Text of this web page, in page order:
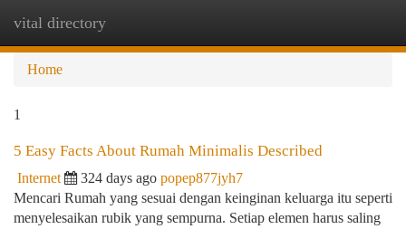
vital directory
Home
1
5 Easy Facts About Rumah Minimalis Described
Internet 324 days ago popep877jyh7
Mencari Rumah yang sesuai dengan keinginan keluarga itu seperti
menyelesaikan rubik yang sempurna. Setiap elemen harus saling